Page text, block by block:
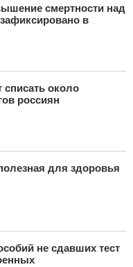
смертности над
в
списать около
россиян
для здоровья
не сдавших тест